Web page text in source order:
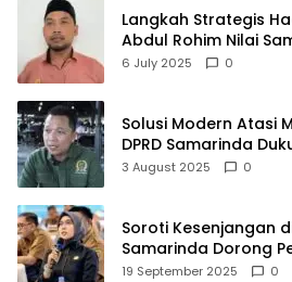
Langkah Strategis
Abdul Rohim Nilai
Pusat Logistik
6 July 2025 0
Solusi Modern Atasi
DPRD Samarinda
PLTSA
3 August 2025 0
Soroti Kesenjangan
Samarinda Dorong
Pemberdayaan
19 September 2025 0